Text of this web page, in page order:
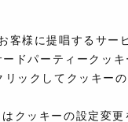
客様に提唱するサー
ードパーティークッ
リックしてクッキー
クッキーの設定変